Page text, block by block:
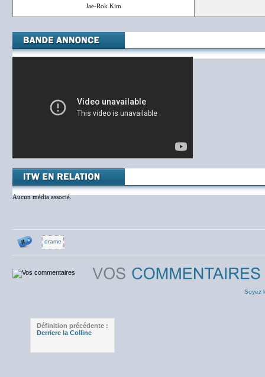
Jae-Rok Kim
Aucun média associé.
drame
Soyez
Définition précédente :
Derriere la Colline